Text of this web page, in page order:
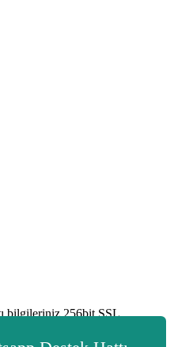
bilgileriniz 256bit SSL